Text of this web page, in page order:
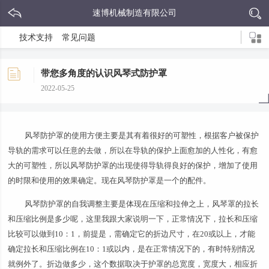
速博机械制造有限公司
技术支持 常见问题
带您多角度的认识风琴式防护罩
2022-05-25
风琴防护罩的使用方便主要是其有着很好的可塑性，根据客户被保护
导轨的需求可以任意的去做，所以在导轨的保护上面愈加的人性化，有愈
大的可塑性，所以风琴防护罩的出现使得导轨得良好的保护，增加了使用
的时限和使用的效果确定。现在风琴防护罩是一个的配件。
风琴防护罩的自我调整主要是体现在压缩和拉伸之上，风琴罩的拉长
和压缩比例是多少呢，这里我跟大家说明一下，正常情况下，拉长和压缩
比较可以做到10：1，前提是，需确定它的折边尺寸，在20或以上，才能
确定拉长和压缩比例在10：1或以内，是在正常情况下的，有时特别情况
就例外了。折边做多少，这个数据取决于护罩的总宽度，宽度大，相应折